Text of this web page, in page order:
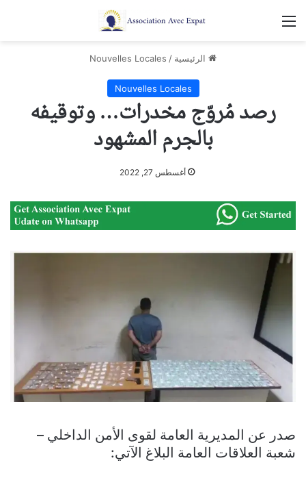
القائمة
الرئيسية /
Nouvelles Locales
Nouvelles Locales
رصد مُروّج مخدرات… وتوقيفه
بالجرم المشهود
أغسطس 27, 2022
صدر عن المديرية العامة لقوى الأمن الداخلي –
شعبة العلاقات العامة البلاغ الآتي: